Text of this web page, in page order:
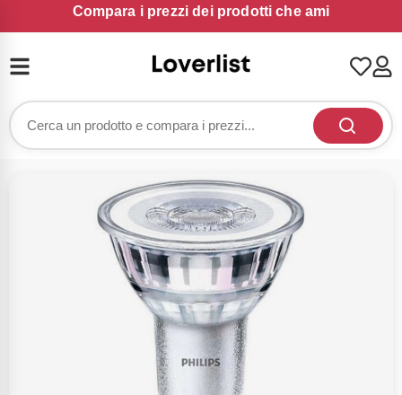
Compara i prezzi dei prodotti che ami